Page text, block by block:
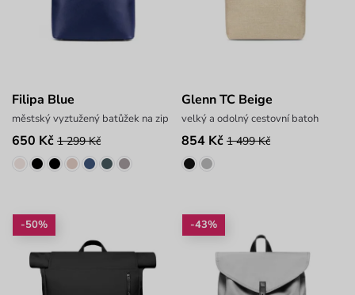
Filipa Blue
městský vyztužený batůžek na zip
650 Kč 1 299 Kč
Glenn TC Beige
velký a odolný cestovní batoh
854 Kč 1 499 Kč
-50% -43%